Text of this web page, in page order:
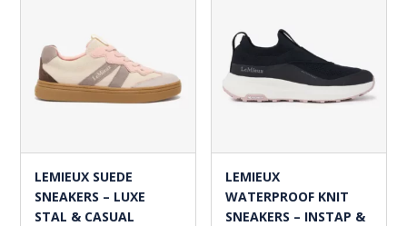
LEMIEUX SUEDE
SNEAKERS – LUXE
STAL & CASUAL
LEMIEUX
WATERPROOF KNIT
SNEAKERS – INSTAP &